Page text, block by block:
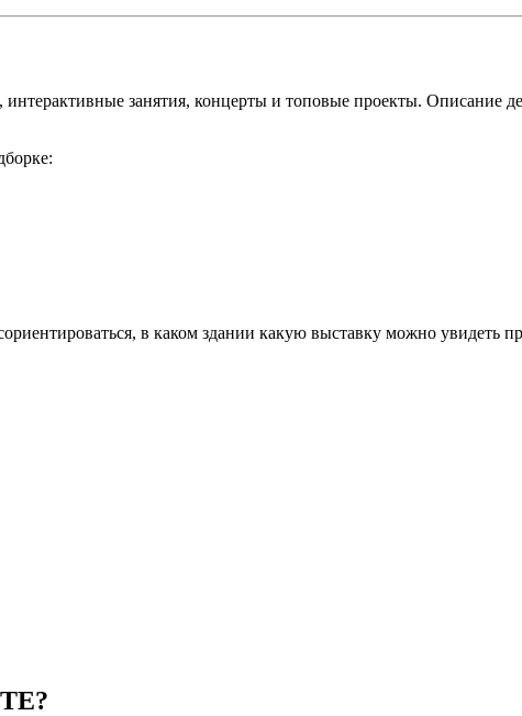
занятия, концерты и топовые проекты. Описание
в каком здании какую выставку можно увидеть